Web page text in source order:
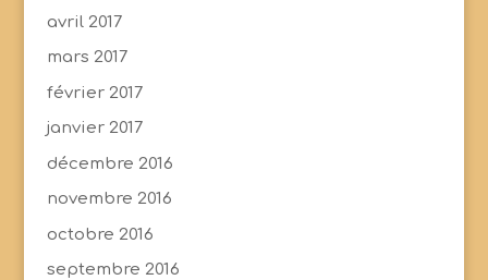
avril 2017
mars 2017
février 2017
janvier 2017
décembre 2016
novembre 2016
octobre 2016
septembre 2016